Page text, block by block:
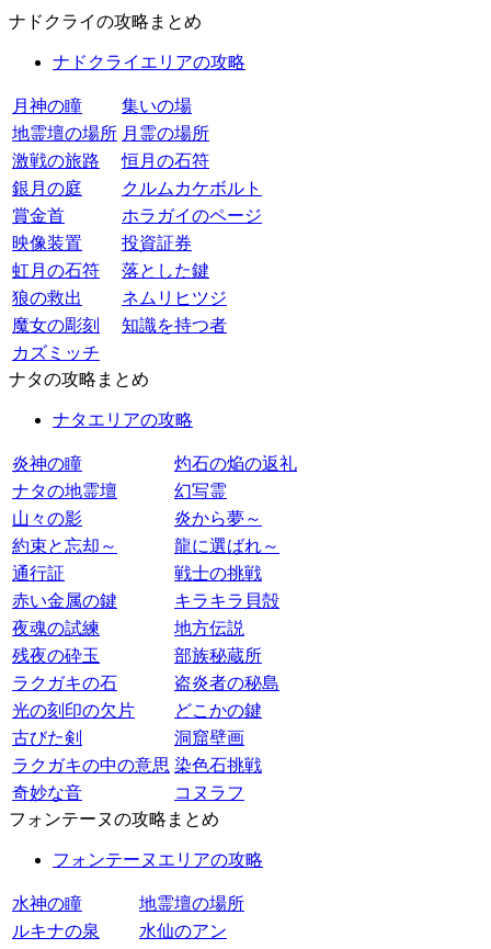
ナドクライの攻略まとめ
ナドクライエリアの攻略
月神の瞳
集いの場
地霊壇の場所 月霊の場所
激戦の旅路
恒月の石符
銀月の庭
クルムカケボルト
賞金首
ホラガイのページ
映像装置
投資証券
虹月の石符
落とした鍵
狼の救出
ネムリヒツジ
魔女の彫刻
知識を持つ者
カズミッチ
ナタの攻略まとめ
ナタエリアの攻略
炎神の瞳
灼石の焔の返礼
ナタの地霊壇
幻写霊
山々の影
炎から夢～
約束と忘却～
龍に選ばれ～
通行証
戦士の挑戦
赤い金属の鍵
キラキラ貝殻
夜魂の試練
地方伝説
残夜の砕玉
部族秘蔵所
ラクガキの石
盗炎者の秘島
光の刻印の欠片
どこかの鍵
古びた剣
洞窟壁画
ラクガキの中の意思 染色石挑戦
奇妙な音
コヌラフ
フォンテーヌの攻略まとめ
フォンテーヌエリアの攻略
水神の瞳
地霊壇の場所
ルキナの泉
水仙のアン